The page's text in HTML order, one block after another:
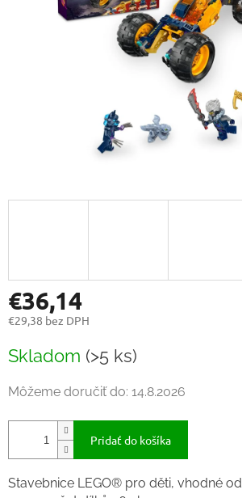
€36,14
€29,38 bez DPH
cena:
Skladom (>5 ks)
Môžeme doručiť do: 14.8.2026
Pridať do košíka
Stavebnice LEGO® pro děti, vhodné